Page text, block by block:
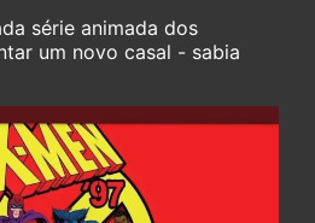
série animada dos
um novo casal - sabia